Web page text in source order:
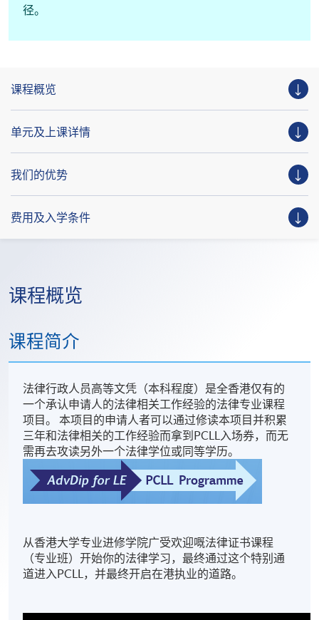
径。
课程概览
单元及上课详情
我们的优势
费用及入学条件
课程概览
课程简介
法律行政人员高等文凭（本科程度）是全香港仅有的
一个承认申请人的法律相关工作经验的法律专业课程
项目。 本项目的申请人者可以通过修读本项目并积累
三年和法律相关的工作经验而拿到PCLL入场券，而无
需再去攻读另外一个法律学位或同等学历。
从香港大学专业进修学院广受欢迎嘅法律证书课程
（专业班）开始你的法律学习，最终通过这个特别通
道进入PCLL，并最终开启在港执业的道路。